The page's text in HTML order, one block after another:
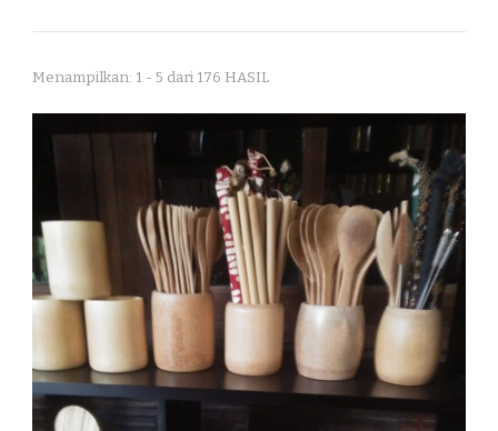
Menampilkan: 1 - 5 dari 176 HASIL